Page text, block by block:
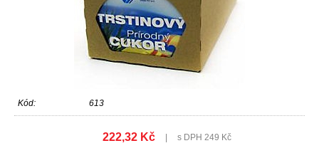
Kód: 613
222,32 Kč s DPH 249 Kč